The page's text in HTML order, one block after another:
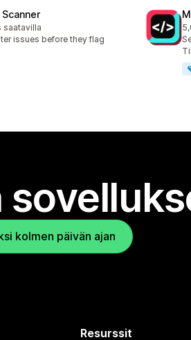
saatavilla
issues before they flag
kolmen päivän ajan
Resurssit